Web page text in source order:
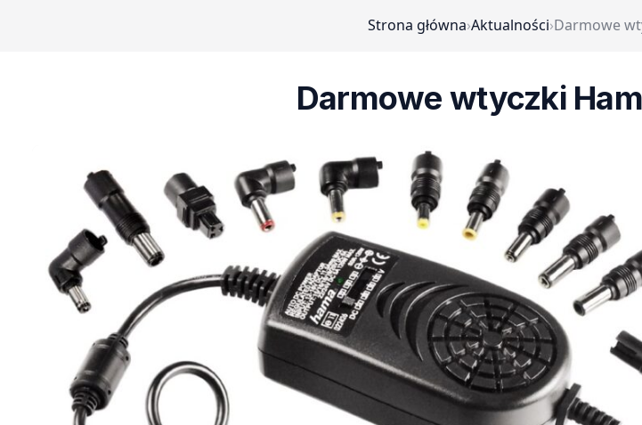
Strona główna›Aktualności›Darmowe
Darmowe wtyczki